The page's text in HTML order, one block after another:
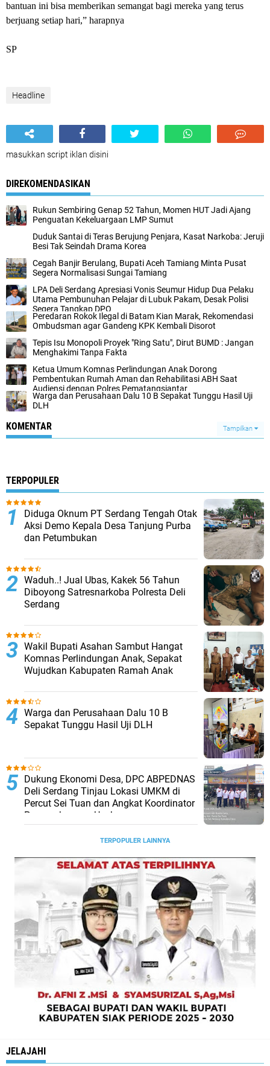
bantuan ini bisa memberikan semangat bagi mereka yang terus
berjuang setiap hari,” harapnya
SP
Headline
masukkan script iklan disini
DIREKOMENDASIKAN
Rukun Sembiring Genap 52 Tahun, Momen HUT Jadi Ajang
Penguatan Kekeluargaan LMP Sumut
Duduk Santai di Teras Berujung Penjara, Kasat Narkoba: Jeruji
Besi Tak Seindah Drama Korea
Cegah Banjir Berulang, Bupati Aceh Tamiang Minta Pusat
Segera Normalisasi Sungai Tamiang
LPA Deli Serdang Apresiasi Vonis Seumur Hidup Dua Pelaku
Utama Pembunuhan Pelajar di Lubuk Pakam, Desak Polisi
Segera Tangkap DPO
Peredaran Rokok Ilegal di Batam Kian Marak, Rekomendasi
Ombudsman agar Gandeng KPK Kembali Disorot
Tepis Isu Monopoli Proyek "Ring Satu", Dirut BUMD : Jangan
Menghakimi Tanpa Fakta
Ketua Umum Komnas Perlindungan Anak Dorong
Pembentukan Rumah Aman dan Rehabilitasi ABH Saat
Audiensi dengan Polres Pematangsiantar
Warga dan Perusahaan Dalu 10 B Sepakat Tunggu Hasil Uji
DLH
KOMENTAR Tampilkan
TERPOPULER
Diduga Oknum PT Serdang Tengah Otak
Aksi Demo Kepala Desa Tanjung Purba
dan Petumbukan
Waduh..! Jual Ubas, Kakek 56 Tahun
Diboyong Satresnarkoba Polresta Deli
Serdang
Wakil Bupati Asahan Sambut Hangat
Komnas Perlindungan Anak, Sepakat
Wujudkan Kabupaten Ramah Anak
Warga dan Perusahaan Dalu 10 B
Sepakat Tunggu Hasil Uji DLH
Dukung Ekonomi Desa, DPC ABPEDNAS
Deli Serdang Tinjau Lokasi UMKM di
Percut Sei Tuan dan Angkat Koordinator
Pengembangan Usaha
TERPOPULER LAINNYA
JELAJAHI